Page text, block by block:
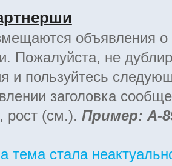
объявления о
Пожалуйста, не
и пользуйтесь
заголовка
рост (см.). Пример: А-
тема стала